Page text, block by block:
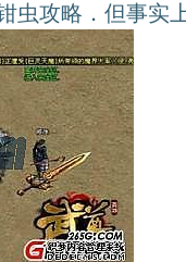
攻略．但事实